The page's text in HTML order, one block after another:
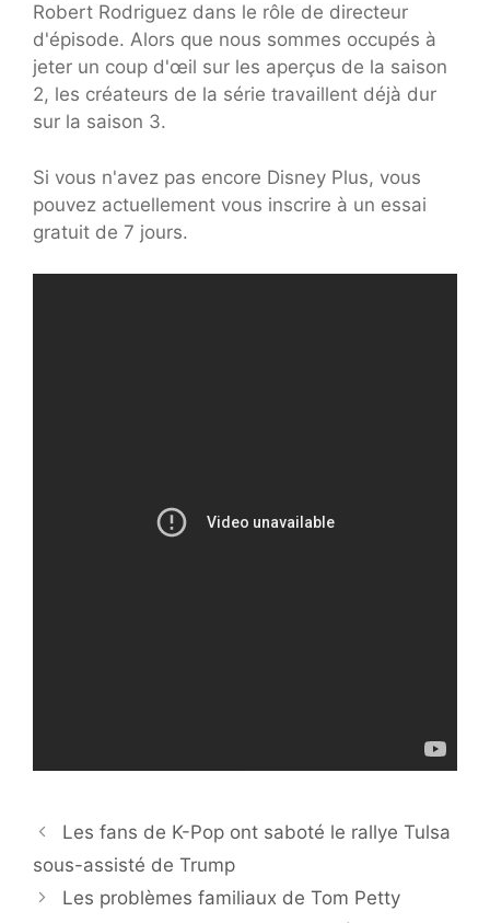
Robert Rodriguez dans le rôle de directeur
d'épisode. Alors que nous sommes occupés à
jeter un coup d'œil sur les aperçus de la saison
2, les créateurs de la série travaillent déjà dur
sur la saison 3.
Si vous n'avez pas encore Disney Plus, vous
pouvez actuellement vous inscrire à un essai
gratuit de 7 jours.
Les fans de K-Pop ont saboté le rallye Tulsa
sous-assisté de Trump
Les problèmes familiaux de Tom Petty